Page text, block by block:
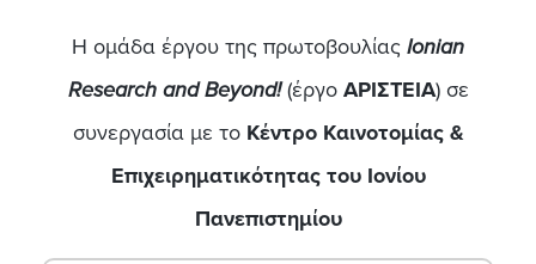
Η ομάδα έργου της πρωτοβουλίας Ionian
Research and Beyond!(έργο ΑΡΙΣΤΕΙΑ) σε
συνεργασία με το Κέντρο Καινοτομίας &
Επιχειρηματικότητας του Ιονίου
Πανεπιστημίου